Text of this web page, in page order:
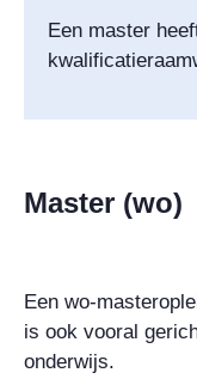
Een master
Master (wo)
Een wo-
is ook vooral
onderwijs.